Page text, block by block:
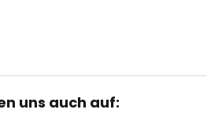
uns auch auf: